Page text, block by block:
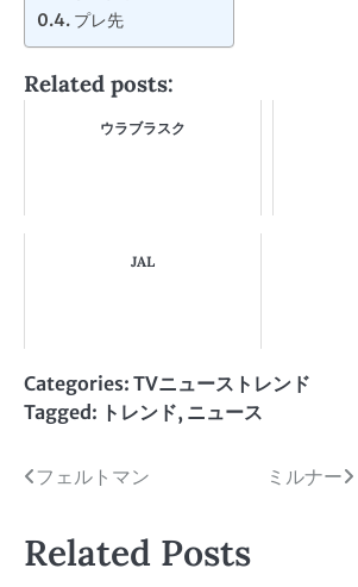
プレ先
Related posts:
ウラブラスク
JAL
Categories: TVニューストレンド
Tagged: トレンド, ニュース
投
ナ
フェルトマン ミルナー
Related Posts